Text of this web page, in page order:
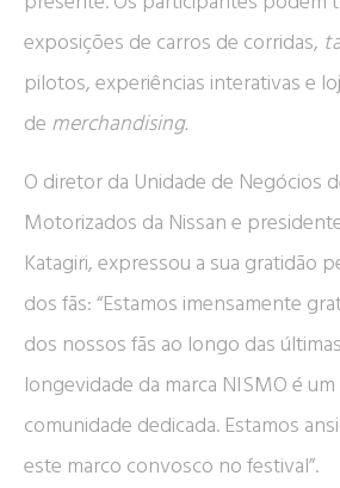
exposições de carros de corridas,
pilotos, experiências interativas e
de merchandising.
O diretor da Unidade de Negócios
Motorizados da Nissan e
Katagiri, expressou a sua gratidão
dos fãs: “Estamos imensamente
dos nossos fãs ao longo das
longevidade da marca NISMO é
comunidade dedicada. Estamos
este marco convosco no festival”.